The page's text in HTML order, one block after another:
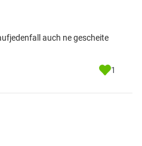
auch ne gescheite
1